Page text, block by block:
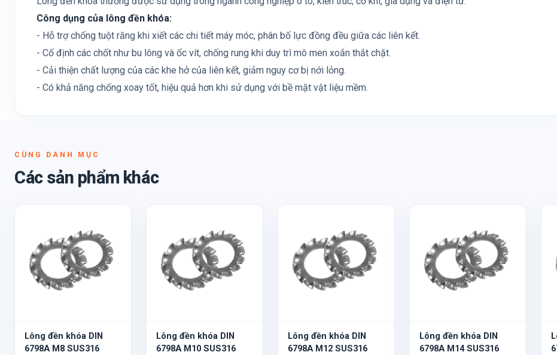
Công dụng của lông đền khóa:
- Hỗ trợ chống tuột răng khi xiết các chi tiết máy móc, phân bố lực đồng đều giữa các liên kết.
- Cố định các chốt như bu lông và ốc vít, chống rung khi duy trì mô men xoắn thắt chặt.
- Cải thiện chất lượng của các khe hở của liên kết, giảm nguy cơ bị nới lỏng.
- Có khả năng chống xoay tốt, hiệu quả hơn khi sử dụng với bề mặt vật liệu mềm.
CÙNG DANH MỤC
Các sản phẩm khác
Lông đền khóa DIN
6798A M8 SUS316
Lông đền khóa DIN
6798A M10 SUS316
Lông đền khóa DIN
6798A M12 SUS316
Lông đền khóa DIN
6798A M14 SUS316